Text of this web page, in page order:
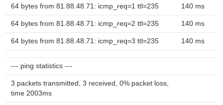
64 bytes from 81.88.48.71: icmp_req=1 ttl=235 140 ms
64 bytes from 81.88.48.71: icmp_req=2 ttl=235 140 ms
64 bytes from 81.88.48.71: icmp_req=3 ttl=235 140 ms
--- ping statistics ---
3 packets transmitted, 3 received, 0% packet loss,
time 2003ms